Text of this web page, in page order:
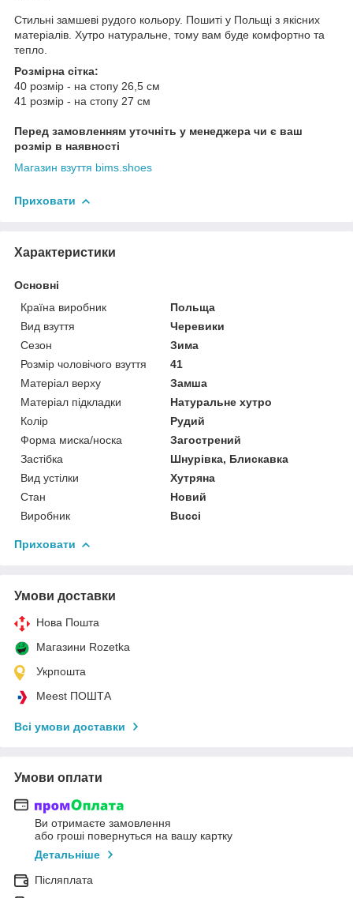
Стильні замшеві рудого кольору. Пошиті у Польщі з якісних
матеріалів. Хутро натуральне, тому вам буде комфортно та
тепло.
Розмірна сітка:
40 розмір - на стопу 26,5 см
41 розмір - на стопу 27 см
Перед замовленням уточніть у менеджера чи є ваш
розмір в наявності
Магазин взуття bims.shoes
Приховати
Характеристики
Основні
Країна виробник
Польща
Вид взуття
Черевики
Сезон
Зима
Розмір чоловічого взуття
41
Матеріал верху
Замша
Матеріал підкладки
Натуральне хутро
Колір
Рудий
Форма миска/носка
Загострений
Застібка
Шнурівка, Блискавка
Вид устілки
Хутряна
Стан
Новий
Виробник
Bucci
Приховати
Умови доставки
Нова Пошта
Магазини Rozetka
Укрпошта
Meest ПОШТА
Всі умови доставки
Умови оплати
Ви отримаєте замовлення
або гроші повернуться на вашу картку
Детальніше
Післяплата